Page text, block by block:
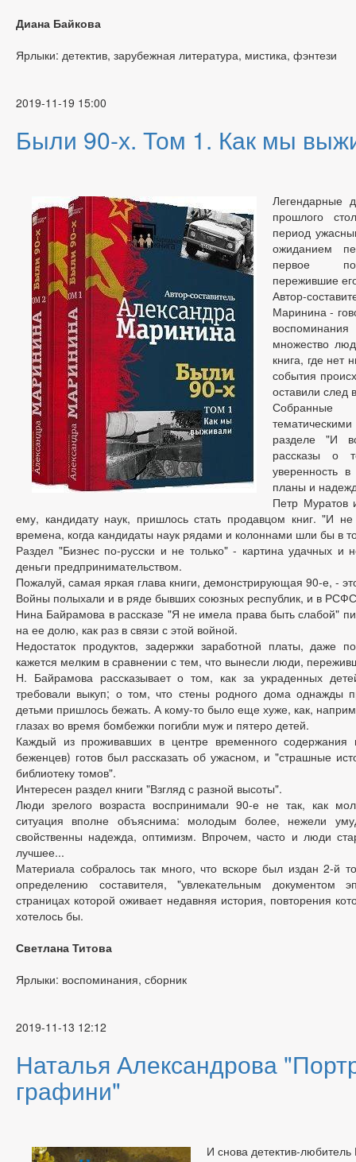
Диана Байкова
Ярлыки: детектив, зарубежная литература, мистика, фэнтези
2019-11-19 15:00
Были 90-х. Том 1. Как мы
Легендарные
прошлого
период
ожиданием
первое
пережившие
Автор-
Маринина -
множество
книга, где нет
события
оставили след
Собранные
разделе "И
рассказы о
уверенность
планы и
Петр Муратов
ему, кандидату наук, пришлось стать продавцом книг. "И
времена, когда кандидаты наук рядами и колоннами шли бы в
Раздел "Бизнес по-русски и не только" - картина удачных и
деньги предпринимательством.
Пожалуй, самая яркая глава книги, демонстрирующая 90-е, -
Войны полыхали и в ряде бывших союзных республик, и в
Нина Байрамова в рассказе "Я не имела права быть слабой"
на ее долю, как раз в связи с этой войной.
Недостаток продуктов, задержки заработной платы, даже
кажется мелким в сравнении с тем, что вынесли люди,
Н. Байрамова рассказывает о том, как за украденных
требовали выкуп; о том, что стены родного дома однажды
детьми пришлось бежать. А кому-то было еще хуже, как,
глазах во время бомбежки погибли муж и пятеро детей.
Каждый из проживавших в центре временного
беженцев) готов был рассказать об ужасном, и "страшные
библиотеку томов".
Интересен раздел книги "Взгляд с разной высоты".
Люди зрелого возраста воспринимали 90-е не так, как
ситуация вполне объяснима: молодым более, нежели
свойственны надежда, оптимизм. Впрочем, часто и люди
лучшее...
Материала собралось так много, что вскоре был издан 2-й
определению составителя, "увлекательным документом
страницах которой оживает недавняя история, повторения
хотелось бы.
Светлана Титова
Ярлыки: воспоминания, сборник
2019-11-13 12:12
Наталья Александрова
графини"
И снова детектив-